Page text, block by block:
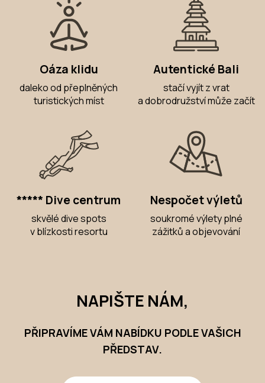
Oáza klidu
daleko od přeplněných
turistických míst
Autentické Bali
stačí vyjít z vrat
a dobrodružství může začít
***** Dive centrum
skvělé dive spots
v blízkosti resortu
Nespočet výletů
soukromé výlety plné
zážitků a objevování
NAPIŠTE NÁM,
PŘIPRAVÍME VÁM NABÍDKU PODLE VAŠICH
PŘEDSTAV.